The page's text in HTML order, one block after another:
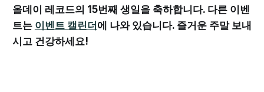
올데이 레코드의 15번째 생일을 축하합니다. 다른 이벤
트는 이벤트 캘린더에 나와 있습니다. 즐거운 주말 보내
시고 건강하세요!